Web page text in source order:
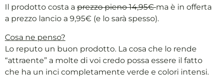
Il prodotto costa a prezzo pieno 14,95€ma è in offerta
a prezzo lancio a 9,95€ (e lo sarà spesso).
Cosa ne penso?
Lo reputo un buon prodotto. La cosa che lo rende
“attraente” a molte di voi credo possa essere il fatto
che ha un inci completamente verde e colori intensi.